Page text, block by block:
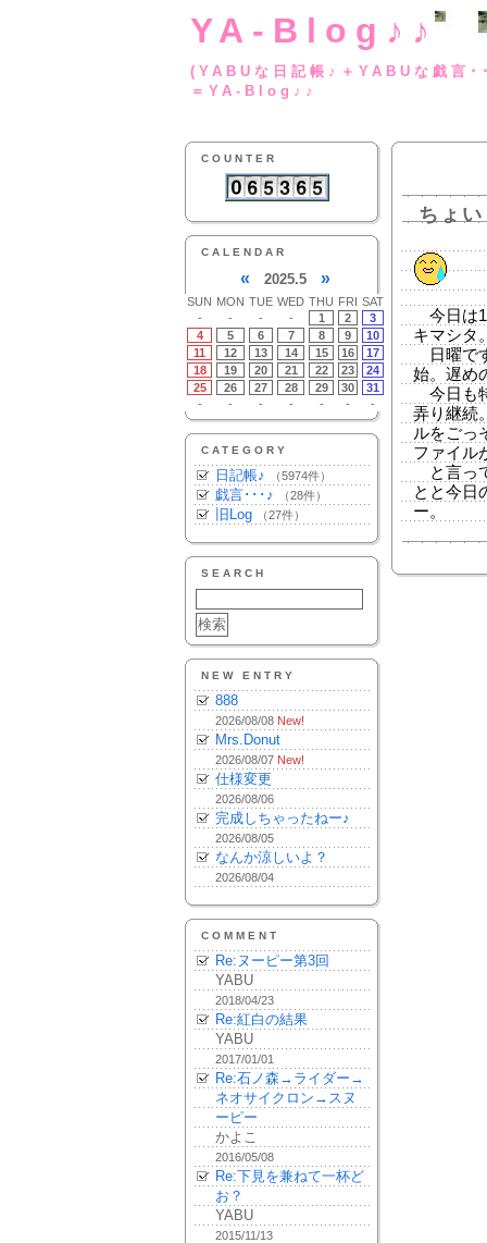
YA-Blog♪♪
(YABUな日記帳♪
＝YA-Blog♪♪
COUNTER
CALENDAR
« 2025.5 »
SUN MON TUE WED THU FRI SAT
-
- - - 1 2
3
4
5 6 7 8 9
10
11
12 13 14 15 16
17
18
19 20 21 22 23
24
25
26 27 28 29 30
31
-
- - - - - -
CATEGORY
日記帳♪ （5974件）
戯言･･･♪ （28件）
旧Log （27件）
SEARCH
NEW ENTRY
888
2026/08/08 New!
Mrs.Donut
2026/08/07 New!
仕様変更
2026/08/06
完成しちゃったねー♪
2026/08/05
なんか涼しいよ？
2026/08/04
COMMENT
Re:ヌーピー第3回
YABU
2018/04/23
Re:紅白の結果
YABU
2017/01/01
Re:石ノ森→ライダー→
ネオサイクロン→スヌ
ーピー
かよこ
2016/05/08
Re:下見を兼ねて一杯ど
お？
YABU
2015/11/13
ちょ
今日は
キマシタ
日曜で
始。遅め
今日も
弄り継続
ルをごっ
ファイル
と言っ
とと今日
ー。